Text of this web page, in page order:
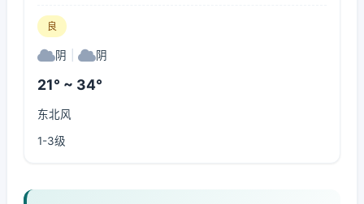
良
阴 阴
21° ~ 34°
东北风
1-3级